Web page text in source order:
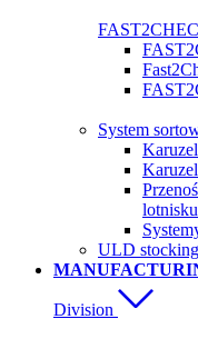
System
lotnisku
ULD
Division